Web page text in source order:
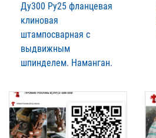
Ду300 Ру25 фланцевая
клиновая
штампосварная с
выдвижным
шпинделем. Наманган.